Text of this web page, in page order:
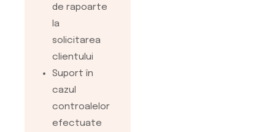
de rapoarte
la
solicitarea
clientului
Suport în
cazul
controalelor
efectuate